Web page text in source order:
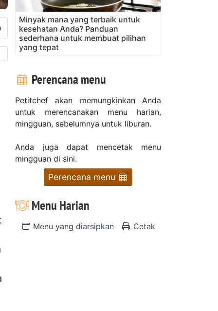
Minyak mana yang terbaik untuk
kesehatan Anda? Panduan
sederhana untuk membuat pilihan
yang tepat
Perencana menu
Petitchef akan memungkinkan Anda
untuk merencanakan menu harian,
mingguan, sebelumnya untuk liburan.
Anda juga dapat mencetak menu
mingguan di sini.
Perencana menu
Menu Harian
Menu yang diarsipkan Cetak